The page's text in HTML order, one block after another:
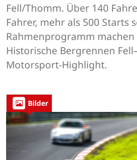
Fell/Thomm. Über 140
Fahrer, mehr als 500 Starts
Rahmenprogramm machen
Historische Bergrennen
Motorsport-Highlight.
Bilder